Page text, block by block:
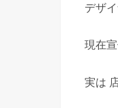
デザ
現在
実は